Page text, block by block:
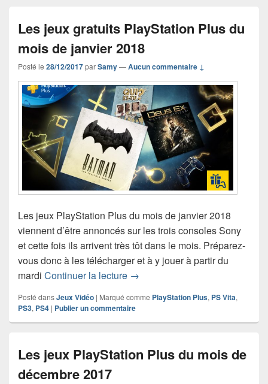
Les jeux gratuits PlayStation Plus du
mois de janvier 2018
Posté le 28/12/2017parSamy—Aucun commentaire ↓
Les jeux PlayStation Plus du mois de janvier 2018
viennent d’être annoncés sur les trois consoles Sony
et cette fois ils arrivent très tôt dans le mois. Préparez-
vous donc à les télécharger et à y jouer à partir du
mardi Continuer la lecture Les jeux gratuits PlayStation
→
Posté dansJeux Vidéo | Marqué comme PlayStation Plus, PS Vita,
PS3, PS4 | Publier un commentaire
Les jeux PlayStation Plus du mois de
décembre 2017